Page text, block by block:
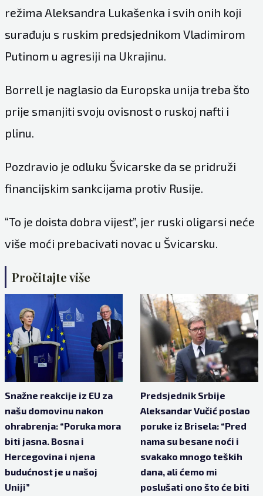
režima Aleksandra Lukašenka i svih onih koji
surađuju s ruskim predsjednikom Vladimirom
Putinom u agresiji na Ukrajinu.
Borrell je naglasio da Europska unija treba što
prije smanjiti svoju ovisnost o ruskoj nafti i
plinu.
Pozdravio je odluku Švicarske da se pridruži
financijskim sankcijama protiv Rusije.
“To je doista dobra vijest”, jer ruski oligarsi neće
više moći prebacivati novac u Švicarsku.
Pročitajte više
Snažne reakcije iz EU za
našu domovinu nakon
ohrabrenja: “Poruka mora
biti jasna. Bosna i
Hercegovina i njena
budućnost je u našoj
Uniji”
Predsjednik Srbije
Aleksandar Vučić poslao
poruke iz Brisela: “Pred
nama su besane noći i
svakako mnogo teških
dana, ali ćemo mi
poslušati ono što će biti